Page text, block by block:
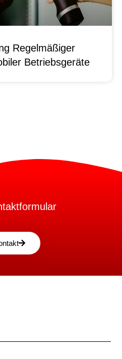
Regelmäßiger
Betriebsgeräte